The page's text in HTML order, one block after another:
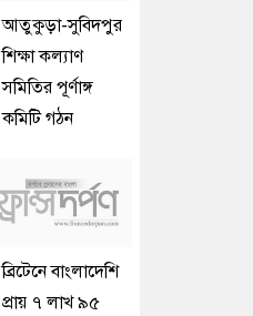
আতুকুড়া-সুবিদপুর
শিক্ষা কল্যাণ
সমিতির পূর্ণাঙ্গ
কমিটি গঠন
ব্রিটেনে বাংলাদেশি
প্রায় ৭ লাখ ৯৫